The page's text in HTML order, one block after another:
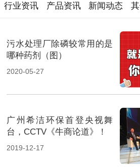
行业资讯 产品资讯 新闻动态
污水处理厂除磷较常用的是
哪种药剂（图）
2020-05-27
广州希洁环保首登央视舞
台，CCTV《牛商论道》！
2019-12-17